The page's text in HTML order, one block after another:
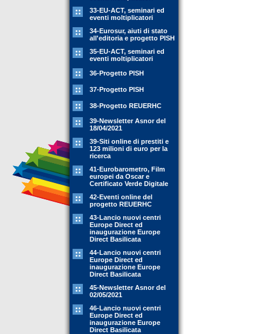
33-EU-ACT, seminari ed
eventi moltiplicatori
34-Eurosur, aiuti di stato
all'editoria e progetto PISH
35-EU-ACT, seminari ed
eventi moltiplicatori
36-Progetto PISH
37-Progetto PISH
38-Progetto REUERHC
39-Newsletter Asnor del
18/04/2021
39-Siti online di prestiti e
123 milioni di euro per la
ricerca
41-Eurobarometro, Film
europei da Oscar e
Certificato Verde Digitale
42-Eventi online del
progetto REUERHC
43-Lancio nuovi centri
Europe Direct ed
inaugurazione Europe
Direct Basilicata
44-Lancio nuovi centri
Europe Direct ed
inaugurazione Europe
Direct Basilicata
45-Newsletter Asnor del
02/05/2021
46-Lancio nuovi centri
Europe Direct ed
inaugurazione Europe
Direct Basilicata